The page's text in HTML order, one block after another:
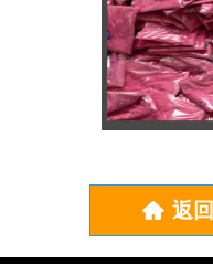
낀 返